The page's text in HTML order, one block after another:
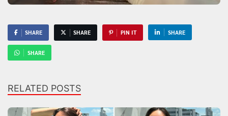
SHARE SHARE PIN IT SHARE
SHARE
RELATED POSTS